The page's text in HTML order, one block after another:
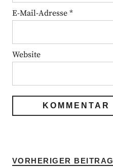
E-Mail-Adresse *
Website
VORHERIGER BEITRAG